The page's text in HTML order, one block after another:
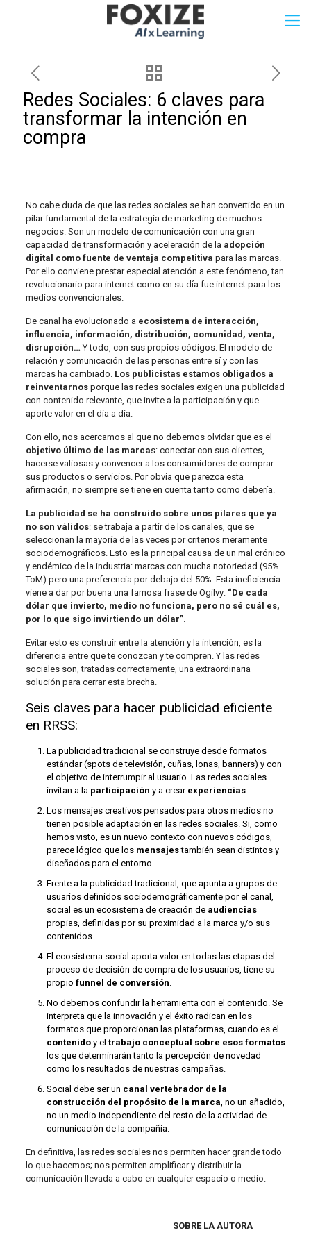
Redes Sociales: 6 claves para
transformar la intención en
compra
No cabe duda de que las redes sociales se han convertido en un
pilar fundamental de la estrategia de marketing de muchos
negocios. Son un modelo de comunicación con una gran
capacidad de transformación y aceleración de la adopción
digital como fuente de ventaja competitiva para las marcas.
Por ello conviene prestar especial atención a este fenómeno, tan
revolucionario para internet como en su día fue internet para los
medios convencionales.
De canal ha evolucionado a ecosistema de interacción,
influencia, información, distribución, comunidad, venta,
disrupción… Y todo, con sus propios códigos. El modelo de
relación y comunicación de las personas entre sí y con las
marcas ha cambiado. Los publicistas estamos obligados a
reinventarnosporque las redes sociales exigen una publicidad
con contenido relevante, que invite a la participación y que
aporte valor en el día a día.
Con ello, nos acercamos al que no debemos olvidar que es el
objetivo último de las marcas: conectar con sus clientes,
hacerse valiosas y convencer a los consumidores de comprar
sus productos o servicios. Por obvia que parezca esta
afirmación, no siempre se tiene en cuenta tanto como debería.
La publicidad se ha construido sobre unos pilares que ya
no son válidos: se trabaja a partir de los canales, que se
seleccionan la mayoría de las veces por criterios meramente
sociodemográficos. Esto es la principal causa de un mal crónico
y endémico de la industria: marcas con mucha notoriedad (95%
ToM) pero una preferencia por debajo del 50%. Esta ineficiencia
viene a dar por buena una famosa frase de Ogilvy: “De cada
dólar que invierto, medio no funciona, pero no sé cuál es,
por lo que sigo invirtiendo un dólar”.
Evitar esto es construir entre la atención y la intención, es la
diferencia entre que te conozcan y te compren. Y las redes
sociales son, tratadas correctamente, una extraordinaria
solución para cerrar esta brecha.
Seis claves para hacer publicidad eficiente
en RRSS:
La publicidad tradicional se construye desde formatos
estándar (spots de televisión, cuñas, lonas, banners) y con
el objetivo de interrumpir al usuario. Las redes sociales
invitan a la participación y a crear experiencias.
Los mensajes creativos pensados para otros medios no
tienen posible adaptación en las redes sociales. Si, como
hemos visto, es un nuevo contexto con nuevos códigos,
parece lógico que los mensajestambién sean distintos y
diseñados para el entorno.
Frente a la publicidad tradicional, que apunta a grupos de
usuarios definidos sociodemográficamente por el canal,
social es un ecosistema de creación de audiencias
propias, definidas por su proximidad a la marca y/o sus
contenidos.
El ecosistema social aporta valor en todas las etapas del
proceso de decisión de compra de los usuarios, tiene su
propio funnel de conversión.
No debemos confundir la herramienta con el contenido. Se
interpreta que la innovación y el éxito radican en los
formatos que proporcionan las plataformas, cuando es el
contenidoy el trabajo conceptual sobre esos formatos
los que determinarán tanto la percepción de novedad
como los resultados de nuestras campañas.
Social debe ser un canal vertebrador de la
construcción del propósito de la marca, no un añadido,
no un medio independiente del resto de la actividad de
comunicación de la compañía.
En definitiva, las redes sociales nos permiten hacer grande todo
lo que hacemos; nos permiten amplificar y distribuir la
comunicación llevada a cabo en cualquier espacio o medio.
SOBRE LA AUTORA